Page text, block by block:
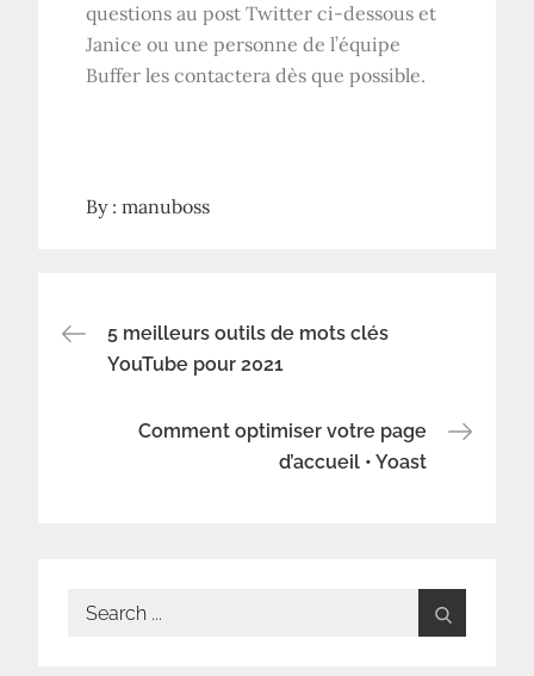
questions au post Twitter ci-dessous et
Janice ou une personne de l’équipe
Buffer les contactera dès que possible.
By :manuboss
Navigation
5 meilleurs outils de mots clés
YouTube pour 2021
Comment optimiser votre page
d’accueil • Yoast
Search